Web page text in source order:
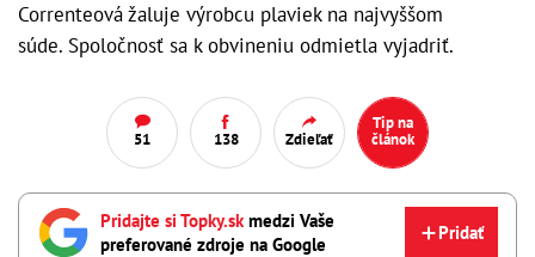
Correnteovážaluje výrobcu plaviek na najvyššom
súde. Spoločnosť sa k obvineniu odmietla vyjadriť.
51 138 Zdieľať
Tip na
článok
Pridajte si Topky.sk medzi Vaše
preferované zdroje na Google
Pridať